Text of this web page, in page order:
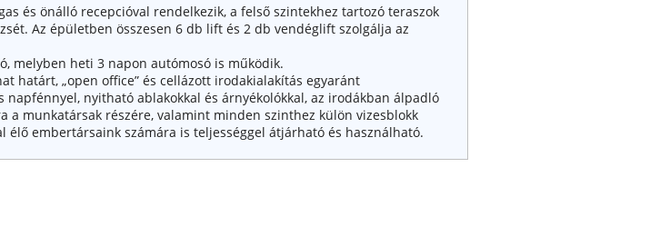
és önálló recepcióval rendelkezik, a felső szintekhez tartozó teraszok
Az épületben összesen 6 db lift és 2 db vendéglift szolgálja az
melyben heti 3 napon autómosó is működik.
határt, „open office” és cellázott irodakialakítás egyaránt
nyitható ablakokkal és árnyékolókkal, az irodákban álpadló
a munkatársak részére, valamint minden szinthez külön vizesblokk
embertársaink számára is teljességgel átjárható és használható.